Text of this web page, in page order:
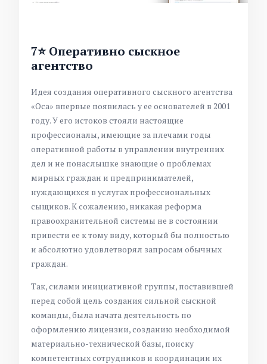
7⭐ Оперативно сыскное
агентство
Идея создания оперативного сыскного агентства
«Оса» впервые появилась у ее основателей в 2001
году. У его истоков стояли настоящие
профессионалы, имеющие за плечами годы
оперативной работы в управлении внутренних
дел и не понаслышке знающие о проблемах
мирных граждан и предпринимателей,
нуждающихся в услугах профессиональных
сыщиков. К сожалению, никакая реформа
правоохранительной системы не в состоянии
привести ее к тому виду, который бы полностью
и абсолютно удовлетворял запросам обычных
граждан.
Так, силами инициативной группы, поставившей
перед собой цель создания сильной сыскной
команды, была начата деятельность по
оформлению лицензии, созданию необходимой
материально-технической базы, поиску
компетентных сотрудников и координации их